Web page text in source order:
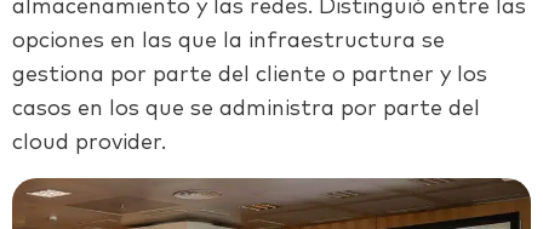
almacenamiento y las redes. Distinguió entre las
opciones en las que la infraestructura se
gestiona por parte del cliente o partner y los
casos en los que se administra por parte del
cloud provider.